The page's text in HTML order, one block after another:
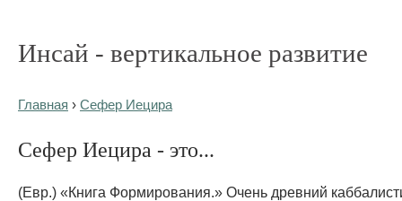
Инсай - вертикальное развитие
Главная › Сефер Иецира
Сефер Иецира - это...
(Евр.) «Книга Формирования.» Очень древний